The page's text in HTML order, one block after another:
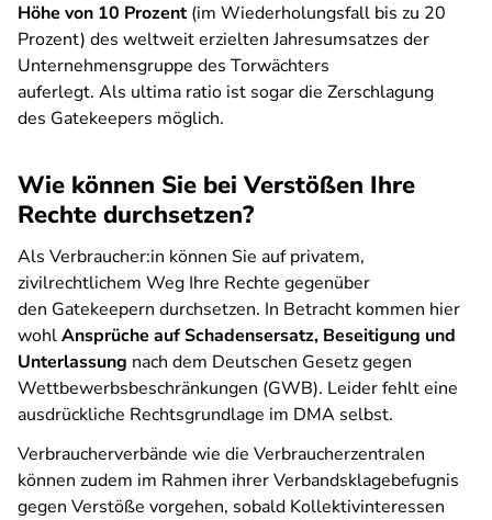
Höhe von 10 Prozent(im Wiederholungsfall bis zu 20
Prozent) des weltweit erzielten Jahresumsatzes der
Unternehmensgruppe des Torwächters
auferlegt. Als ultima ratio ist sogar die Zerschlagung
des Gatekeepers möglich.
Wie können Sie bei Verstößen Ihre
Rechte durchsetzen?
Als Verbraucher:in können Sie auf privatem,
zivilrechtlichem Weg Ihre Rechte gegenüber
den Gatekeepern durchsetzen. In Betracht kommen hier
wohlAnsprüche auf Schadensersatz, Beseitigung und
Unterlassung nach dem Deutschen Gesetz gegen
Wettbewerbsbeschränkungen (GWB). Leider fehlt eine
ausdrückliche Rechtsgrundlage im DMA selbst.
Verbraucherverbände wie die Verbraucherzentralen
können zudem im Rahmen ihrer Verbandsklagebefugnis
gegen Verstöße vorgehen, sobald Kollektivinteressen